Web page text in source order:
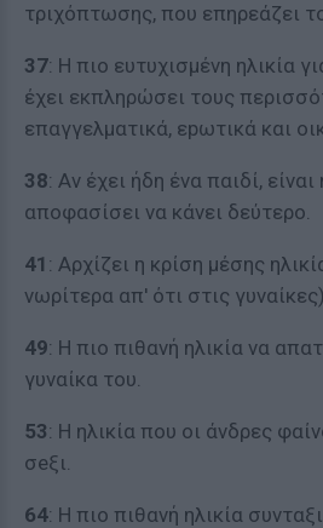
τριχόπτωσης, που επηρεάζει
37: Η πιο ευτυχισμένη ηλικία
έχει εκπληρώσει τους
επαγγελματικά, εpωτικά και
38: Αν έχει ήδη ένα παιδί,
αποφασίσει να κάνει δεύτερο.
41 : Αρχίζει η κρίση μέσης
νωρίτερα απ' ότι στις
49: Η πιο πιθανή ηλικία να
γυναίκα του.
53: Η ηλικία που οι άνδρες
σeξι.
64: Η πιο πιθανή ηλικία